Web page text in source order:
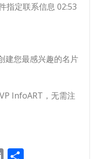
指定联系信息 02:53
建您最感兴趣的名片
InfoART，无需注